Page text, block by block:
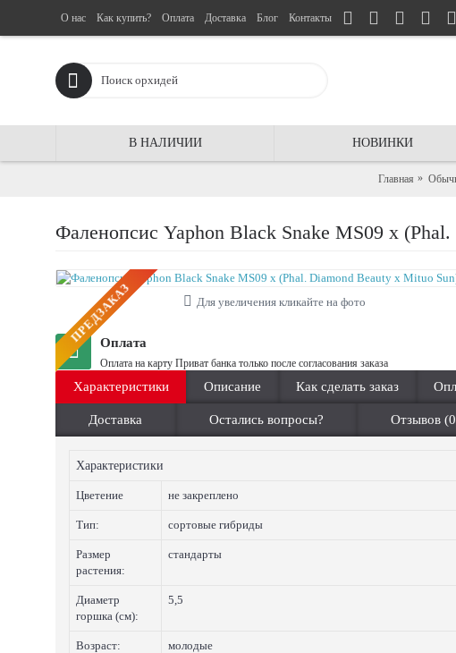
О нас Как купить? Оплата Доставка Блог Контакты
В НАЛИЧИИ НОВИНКИ
Главная
Фаленопсис Yaphon Black Snake MS09 x
ПРЕДЗАКАЗ Для увеличения кликайте на фото
Оплата
Оплата на карту Приват банка только после согласования заказа
Характеристики Описание Как сделать заказ
Доставка Остались вопросы? Отзывов
Характеристики
Цветение не закреплено
Тип: сортовые гибриды
Размер
растения:
стандарты
Диаметр
горшка (см):
5,5
Возраст: молодые